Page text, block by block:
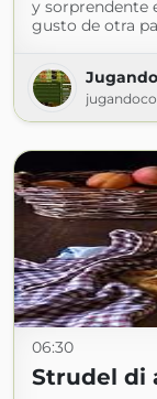
y sorprendente
gusto de otra
06:30
Strudel di